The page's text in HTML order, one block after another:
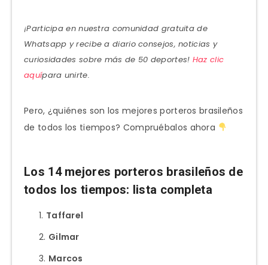
¡Participa en nuestra comunidad gratuita de
Whatsapp y recibe a diario consejos, noticias y
curiosidades sobre más de 50 deportes! Haz clic
aquípara unirte.
Pero, ¿quiénes son los mejores porteros brasileños
de todos los tiempos? Compruébalos ahora
Los 14 mejores porteros brasileños de
todos los tiempos: lista completa
Taffarel
Gilmar
Marcos